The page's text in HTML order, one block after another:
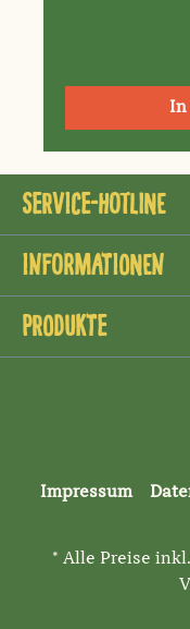
In
Service-Hotline
Informationen
Produkte
Impressum
* Alle Preise